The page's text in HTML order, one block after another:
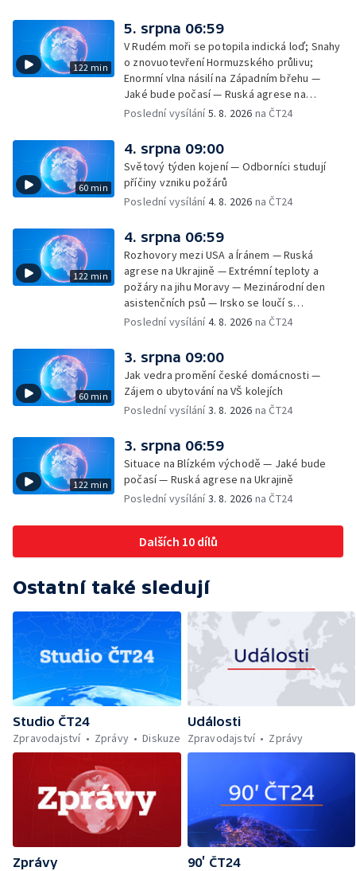
na dovolené v zahraničí; Platby a výběry na
dovolené v zahraničí — Těžba léčivé rašeliny
u Malé Morávky
122 min
5. srpna 06:59
V Rudém moři se potopila indická loď; Snahy
o znovuotevření Hormuzského průlivu;
Enormní vlna násilí na Západním břehu —
Jaké bude počasí — Ruská agrese na
Ukrajině — Vliv veder na lidské orgány — Při
— Třem obcím na Brněnsku dočasně došla
pitná voda — SP v orientačním běhu v Česku
— Horko a požáry sužují Evropu — Rybářský
příměstský tábor
Poslední vysílání5. 8. 2026 na ČT24
60 min
4. srpna 09:00
Světový týden kojení — Odborníci studují
příčiny vzniku požárů
Poslední vysílání4. 8. 2026 na ČT24
122 min
4. srpna 06:59
Rozhovory mezi USA a Íránem — Ruská
agrese na Ukrajině — Extrémní teploty a
požáry na jihu Moravy — Mezinárodní den
asistenčních psů — Irsko se loučí s
hudebníkem Glenem Hansardem
Poslední vysílání4. 8. 2026 na ČT24
60 min
3. srpna 09:00
Jak vedra promění české domácnosti —
Zájem o ubytování na VŠ kolejích
Poslední vysílání3. 8. 2026 na ČT24
122 min
3. srpna 06:59
Situace na Blízkém východě — Jaké bude
počasí — Ruská agrese na Ukrajině
Poslední vysílání3. 8. 2026 na ČT24
Dalších 10 dílů
Ostatní také sledují
Studio ČT24
Zpravodajství
Zprávy Diskuze
Události
Zpravodajství
Zprávy
Zprávy
90’ ČT24